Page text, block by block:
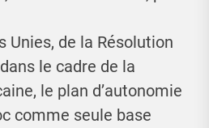
Unies, de la Résolution
le cadre de la
le plan d’autonomie
comme seule base